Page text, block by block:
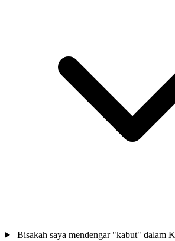
Bisakah saya mendengar "kabut" dalam